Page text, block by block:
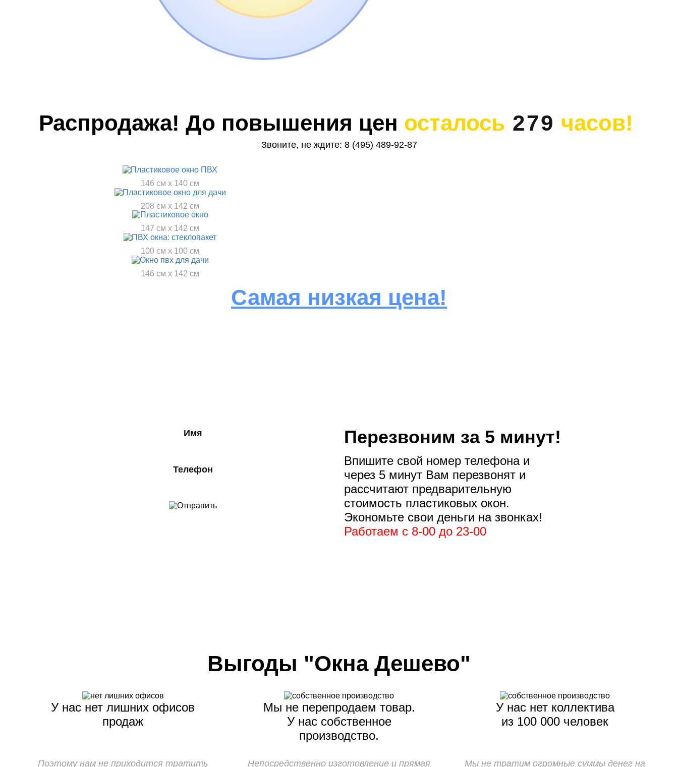
Распродажа! До повышения цен осталось 279 часов!
Звоните, не ждите: 8 (495) 489-92-87
146 см x 140 см
208 см x 142 см
147 см x 142 см
100 см x 100 см
146 см x 142 см
Самая низкая цена!
Имя
Телефон
Перезвоним за 5 минут!
Впишите свой номер телефона и
через 5 минут Вам перезвонят и
рассчитают предварительную
стоимость пластиковых окон.
Экономьте свои деньги на звонках!
Работаем с 8-00 до 23-00
Выгоды "Окна Дешево"
У нас нет лишних офисов
продаж
Поэтому нам не приходится тратить
Мы не перепродаем товар.
У нас собственное
производство.
Непосредственно изготовление и прямая
У нас нет коллектива
из 100 000 человек
Мы не тратим огромные суммы денег на